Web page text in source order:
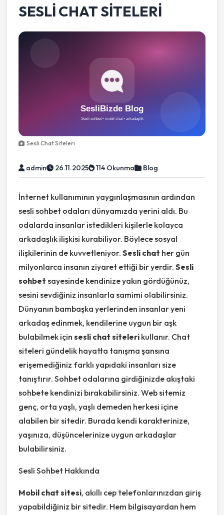
SESLI CHAT SITELERI
Sesli Chat Siteleri
admin 26.11.2025 114 Okunma Blog
İnternet kullanımının yaygınlaşmasının ardından
sesli sohbet odaları dünyamızda yerini aldı. Bu
odalarda insanlar istedikleri kişilerle kolayca
arkadaşlık ilişkisi kurabiliyor. Böylece sosyal
ilişkilerinin de kuvvetleniyor. Sesli chat her gün
milyonlarca insanın ziyaret ettiği bir yerdir. Sesli
sohbet sayesinde kendinize yakın gördüğünüz,
sesini sevdiğiniz insanlarla samimi olabilirsiniz.
Dünyanın bambaşka yerlerinden insanlar yeni
arkadaş edinmek, kendilerine uygun bir aşk
bulabilmek için sesli chat siteleri kullanır. Chat
siteleri gündelik hayatta tanışma şansına
erişemediğiniz farklı yapıdaki insanları size
tanıştırır. Sohbet odalarına girdiğinizde akıştaki
sohbete kendinizi bırakabilirsiniz. Web sitemiz
genç, orta yaşlı, yaşlı demeden herkesi içine
alabilen bir sitedir. Burada kendi karakterinize,
yaşınıza, düşüncelerinize uygun arkadaşlar
bulabilirsiniz.
Sesli Sohbet Hakkında
Mobil chat sitesi, akıllı cep telefonlarınızdan giriş
yapabildiğiniz bir sitedir. Hem bilgisayardan hem